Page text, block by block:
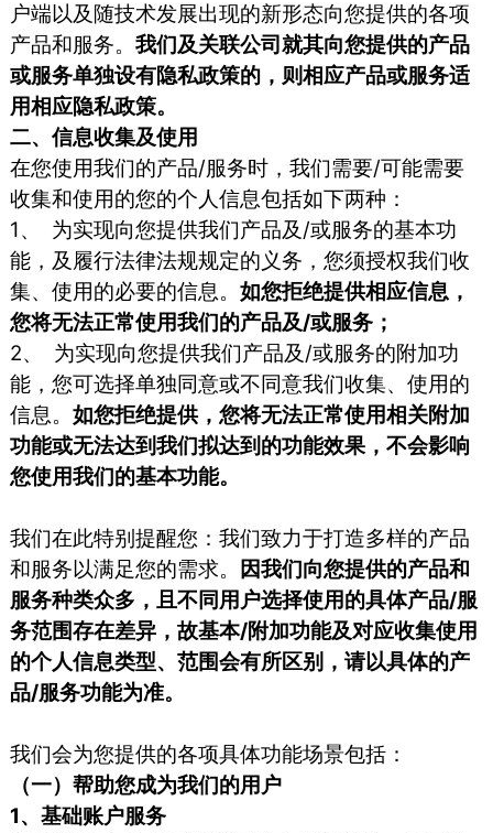
户端以及随技术发展出现的新形态向您提供的各项
产品和服务。我们及关联公司就其向您提供的产品
或服务单独设有隐私政策的，则相应产品或服务适
用相应隐私政策。
二、信息收集及使用
在您使用我们的产品/服务时，我们需要/可能需要
收集和使用的您的个人信息包括如下两种：
1、 为实现向您提供我们产品及/或服务的基本功
能，及履行法律法规规定的义务，您须授权我们收
集、使用的必要的信息。如您拒绝提供相应信息，
您将无法正常使用我们的产品及/或服务；
2、 为实现向您提供我们产品及/或服务的附加功
能，您可选择单独同意或不同意我们收集、使用的
信息。如您拒绝提供，您将无法正常使用相关附加
功能或无法达到我们拟达到的功能效果，不会影响
您使用我们的基本功能。
我们在此特别提醒您：我们致力于打造多样的产品
和服务以满足您的需求。
因我们向您提供的产品和
服务种类众多，且不同用户选择使用的具体产品/服
务范围存在差异，故基本/附加功能及对应收集使用
的个人信息类型、范围会有所区别，请以具体的产
品/服务功能为准。
我们会为您提供的各项具体功能场景包括：
（一）帮助您成为我们的用户
1、基础账户服务